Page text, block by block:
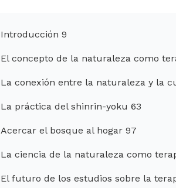
Introducción 9
El concepto de la naturaleza como
La conexión entre la naturaleza y la
La práctica del shinrin-yoku 63
Acercar el bosque al hogar 97
La ciencia de la naturaleza como
El futuro de los estudios sobre la